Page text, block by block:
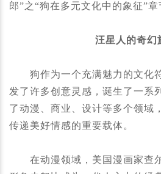
郎”之“狗在多元文化中的象征”章
汪星人的奇幻
狗作为一个充满魅力的文化
发了许多创意灵感，诞生了一系
了动漫、商业、设计等多个领域
传递美好情感的重要载体。
在动漫领域，美国漫画家查尔